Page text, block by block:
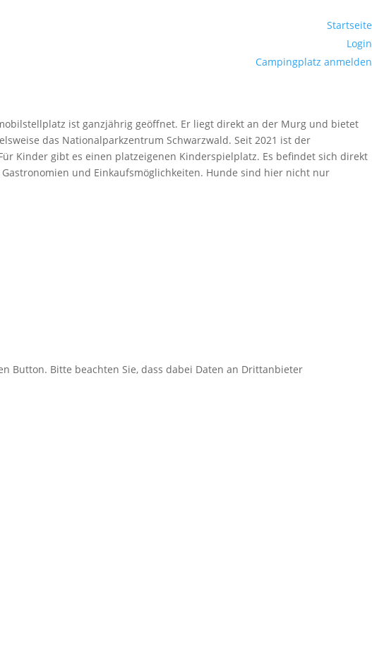
Startseite
Login
Campingplatz anmelden
ist ganzjährig geöffnet. Er liegt direkt an der Murg und bietet
das Nationalparkzentrum Schwarzwald. Seit 2021 ist der
Kinder gibt es einen platzeigenen Kinderspielplatz. Es befindet sich direkt
und Einkaufsmöglichkeiten. Hunde sind hier nicht nur
Button. Bitte beachten Sie, dass dabei Daten an Drittanbieter